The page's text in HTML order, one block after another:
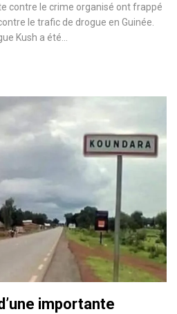
contre le crime organisé ont frappé
le trafic de drogue en Guinée.
Kush a été…
importante